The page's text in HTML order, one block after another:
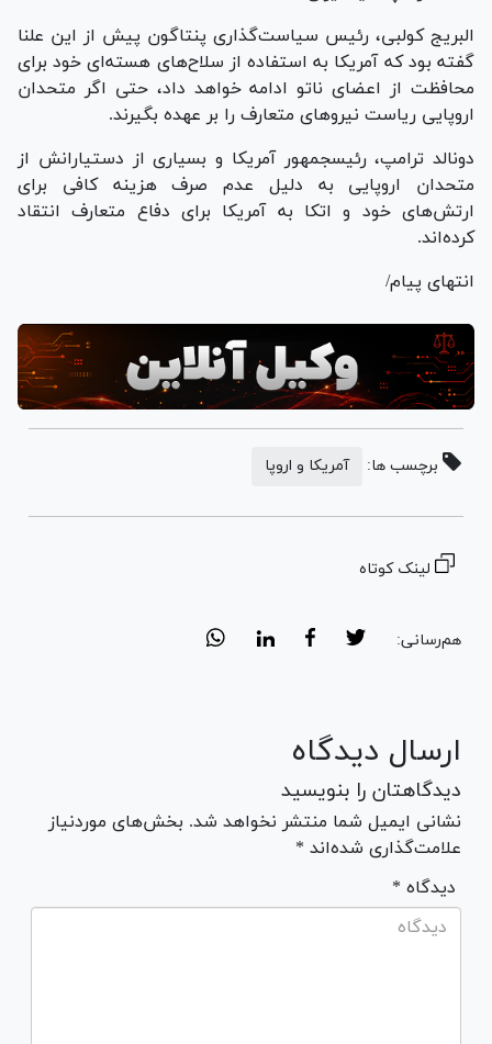
البریج کولبی، رئیس سیاست‌گذاری پنتاگون پیش از این علنا
گفته بود که آمریکا به استفاده از سلاح‌های هسته‌ای خود برای
محافظت از اعضای ناتو ادامه خواهد داد، حتی اگر متحدان
اروپایی ریاست نیرو‌های متعارف را بر عهده بگیرند.
دونالد ترامپ، رئیس‎جمهور آمریکا و بسیاری از دستیارانش از
متحدان اروپایی به دلیل عدم صرف هزینه کافی برای
ارتش‌های خود و اتکا به آمریکا برای دفاع متعارف انتقاد
کرده‌اند.
انتهای پیام/
برچسب ها: آمریکا و اروپا
لینک کوتاه
هم‌رسانی:
ارسال دیدگاه
دیدگاهتان را بنویسید
نشانی ایمیل شما منتشر نخواهد شد. بخش‌های موردنیاز
علامت‌گذاری شده‌اند *
* دیدگاه